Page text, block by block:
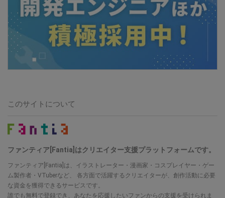
このサイトについて
ファンティア[Fantia]はクリエイター支援プラットフォームです。
ファンティア[Fantia]は、イラストレーター・漫画家・コスプレイヤー・ゲー
ム製作者・VTuberなど、 各方面で活躍するクリエイターが、創作活動に必要
な資金を獲得できるサービスです。
誰でも無料で登録でき、あなたを応援したいファンからの支援を受けられま